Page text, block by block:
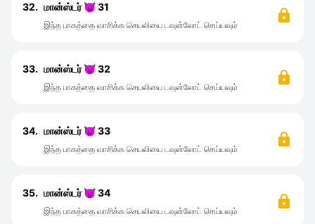
32. மான்ஸ்டர் 😈 31
இந்த பாகத்தை வாசிக்க செயலியை டவுன்லோட் செய்யவும்
33. மான்ஸ்டர் 😈 32
இந்த பாகத்தை வாசிக்க செயலியை டவுன்லோட் செய்யவும்
34. மான்ஸ்டர் 😈 33
இந்த பாகத்தை வாசிக்க செயலியை டவுன்லோட் செய்யவும்
35. மான்ஸ்டர் 😈 34
இந்த பாகத்தை வாசிக்க செயலியை டவுன்லோட் செய்யவும்